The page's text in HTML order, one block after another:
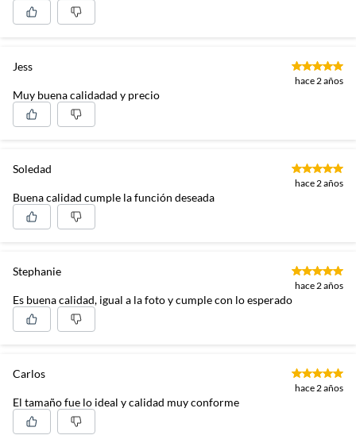
Jess
hace 2 años
Muy buena calidadad y precio
Soledad
hace 2 años
Buena calidad cumple la función deseada
Stephanie
hace 2 años
Es buena calidad, igual a la foto y cumple con lo esperado
Carlos
hace 2 años
El tamaño fue lo ideal y calidad muy conforme